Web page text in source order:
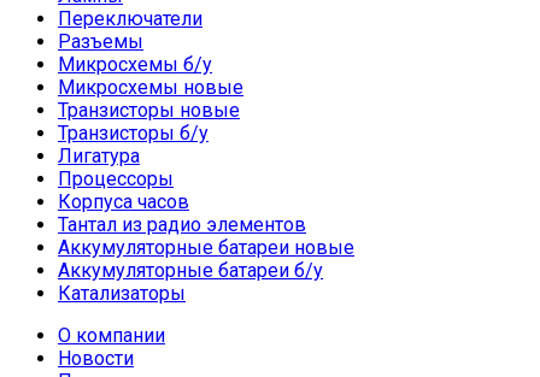
Переключатели
Разъемы
Микросхемы б/у
Микросхемы новые
Транзисторы новые
Транзисторы б/у
Лигатура
Процессоры
Корпуса часов
Тантал из радио элементов
Аккумуляторные батареи новые
Аккумуляторные батареи б/у
Катализаторы
О компании
Новости